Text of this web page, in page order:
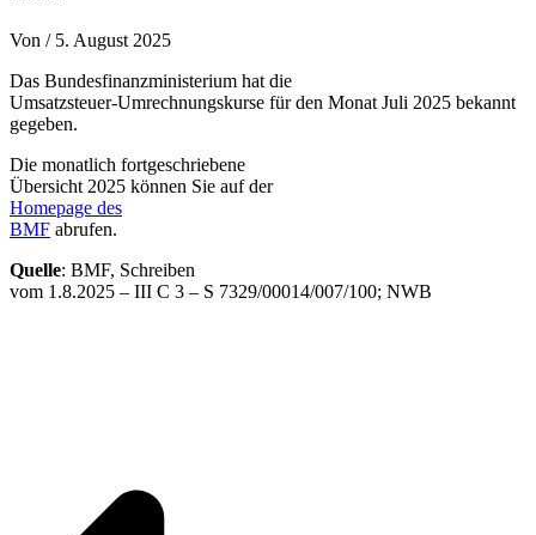
Von / 5. August 2025
Das Bundesfinanzministerium hat die
Umsatzsteuer-Umrechnungskurse für den Monat Juli 2025 bekannt
gegeben.
Die monatlich fortgeschriebene
Übersicht 2025 können Sie auf der
Homepage des
BMF abrufen.
Quelle: BMF, Schreiben
vom 1.8.2025 – III C 3 – S 7329/00014/007/100; NWB